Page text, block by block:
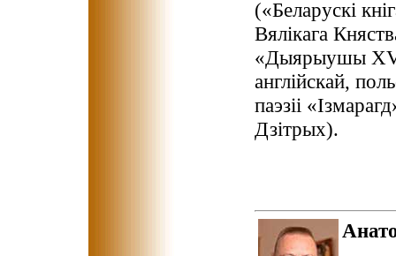
(«Беларускі
Вялікага
«Дыярыушы
англійскай,
паэзіі
Дзітрых).